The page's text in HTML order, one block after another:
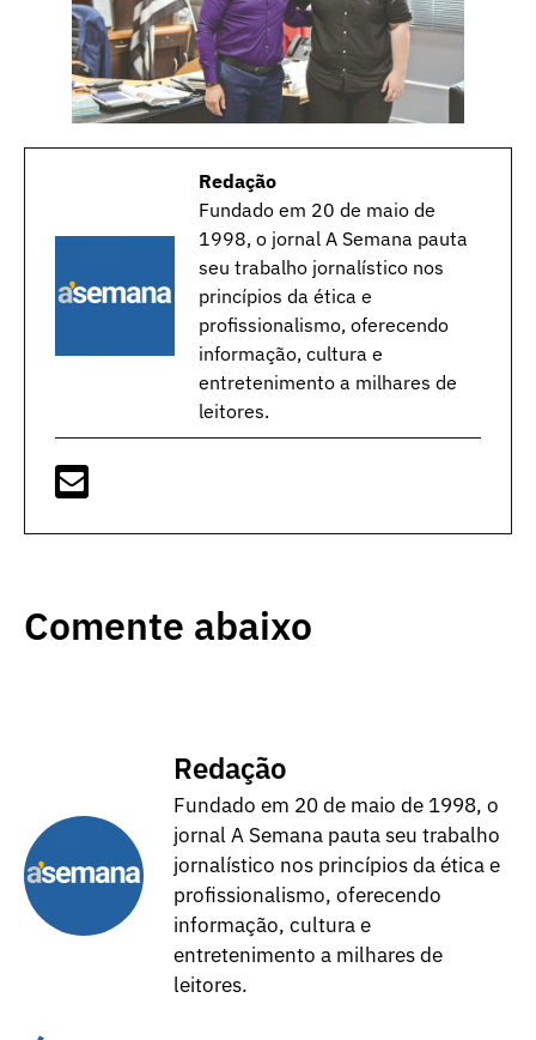
Redação
Fundado em 20 de maio de
1998, o jornal A Semana pauta
seu trabalho jornalístico nos
princípios da ética e
profissionalismo, oferecendo
informação, cultura e
entretenimento a milhares de
leitores.
Comente abaixo
Redação
Fundado em 20 de maio de 1998, o
jornal A Semana pauta seu trabalho
jornalístico nos princípios da ética e
profissionalismo, oferecendo
informação, cultura e
entretenimento a milhares de
leitores.